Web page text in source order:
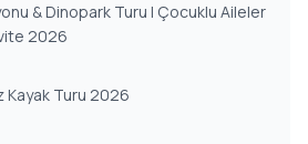
& Dinopark Turu | Çocuklu Aileler
2026
Kayak Turu 2026